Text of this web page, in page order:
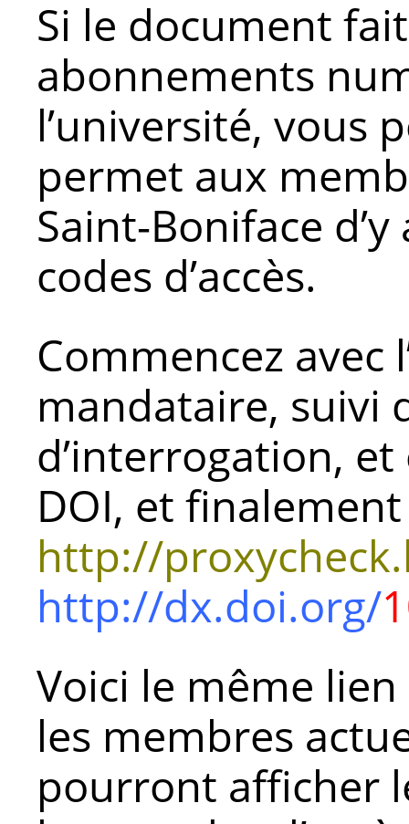
Si le document
abonnements
l’université, vous
permet aux
Saint-Boniface
codes d’accès.
Commencez avec
mandataire, suivi
d’interrogation,
DOI, et
http://
http://dx.doi.org/
Voici le même
les membres
pourront afficher